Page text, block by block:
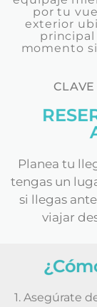
por tu
exterior
momento
Planea tu
tengas un
si llegas
viajar
1. Asegúrate